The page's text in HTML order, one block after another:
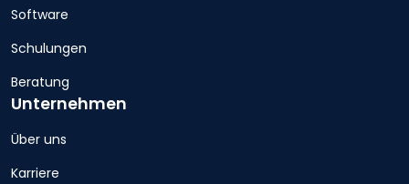
Software
Schulungen
Beratung
Unternehmen
Über uns
Karriere